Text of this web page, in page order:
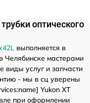
оптического
выполняется в
Челябинске мастерами
виды услуг и запчасти
- мы в сц уверены
Yukon XT
при оформлении